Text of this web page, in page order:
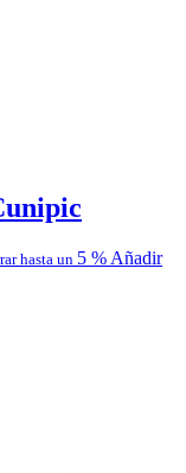
hasta un 5 % Añadir